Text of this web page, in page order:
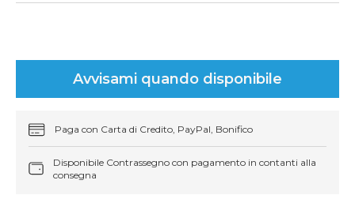
Avvisami quando disponibile
Paga con Carta di Credito, PayPal, Bonifico
Disponibile Contrassegno con pagamento in contanti alla
consegna